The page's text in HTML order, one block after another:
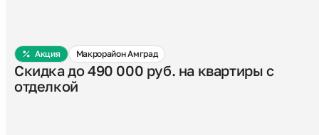
Акция Макрорайон Амград
Скидка до 490 000 руб. на квартиры с
отделкой